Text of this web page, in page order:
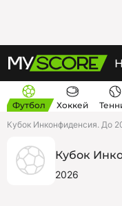
Футбол Хоккей
Кубок Инконфиденсия. До
Кубок
2026